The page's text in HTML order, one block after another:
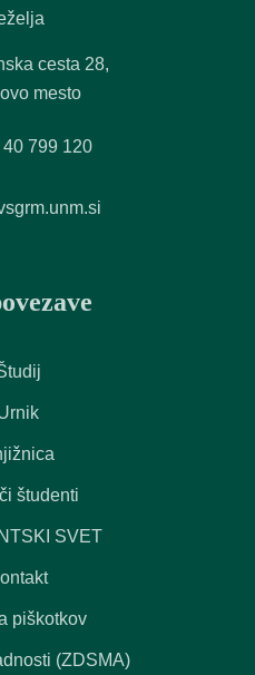
cesta 28,
mesto
799 120
študenti
SVET
piškotkov
(ZDSMA)